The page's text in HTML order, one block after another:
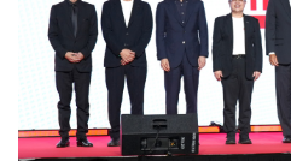
โลกอาจมีประชากรเพิ่มจาก
10,000 ล้านคนภายในปี 2593 ท
ดั้งเดิมอาจไม่สามารถตอบสนอง
เพิ่มสูงขึ้นได้